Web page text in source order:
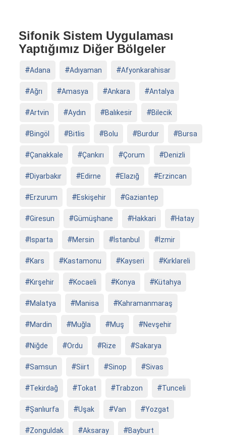
Sifonik Sistem Uygulaması
Yaptığımız Diğer Bölgeler
Adana Adıyaman Afyonkarahisar
Ağrı Amasya Ankara Antalya
Artvin Aydın Balıkesir Bilecik
Bingöl Bitlis Bolu Burdur Bursa
Çanakkale Çankırı Çorum Denizli
Diyarbakır Edirne Elazığ Erzincan
Erzurum Eskişehir Gaziantep
Giresun Gümüşhane Hakkari Hatay
Isparta Mersin İstanbul İzmir
Kars Kastamonu Kayseri Kırklareli
Kırşehir Kocaeli Konya Kütahya
Malatya Manisa Kahramanmaraş
Mardin Muğla Muş Nevşehir
Niğde Ordu Rize Sakarya
Samsun Siirt Sinop Sivas
Tekirdağ Tokat Trabzon Tunceli
Şanlıurfa Uşak Van Yozgat
Zonguldak Aksaray Bayburt